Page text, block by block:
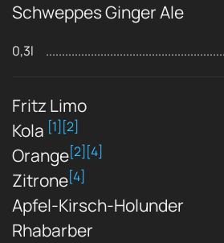
Schweppes Ginger Ale
0,3l
Fritz Limo
Kola [1][2]
Orange[2][4]
Zitrone[4]
Apfel-Kirsch-Holunder
Rhabarber